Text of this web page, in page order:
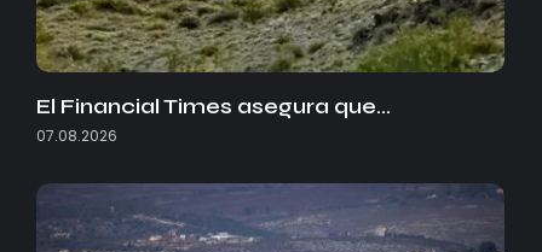
El Financial Times asegura que…
07.08.2026